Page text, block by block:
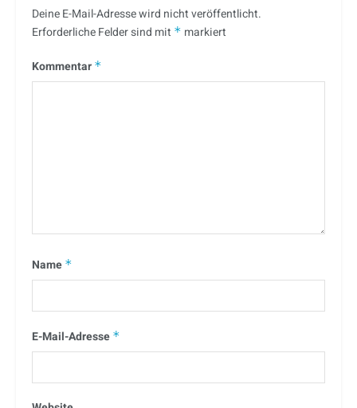
Deine E-Mail-Adresse wird nicht veröffentlicht.
Erforderliche Felder sind mit * markiert
Kommentar *
Name *
E-Mail-Adresse *